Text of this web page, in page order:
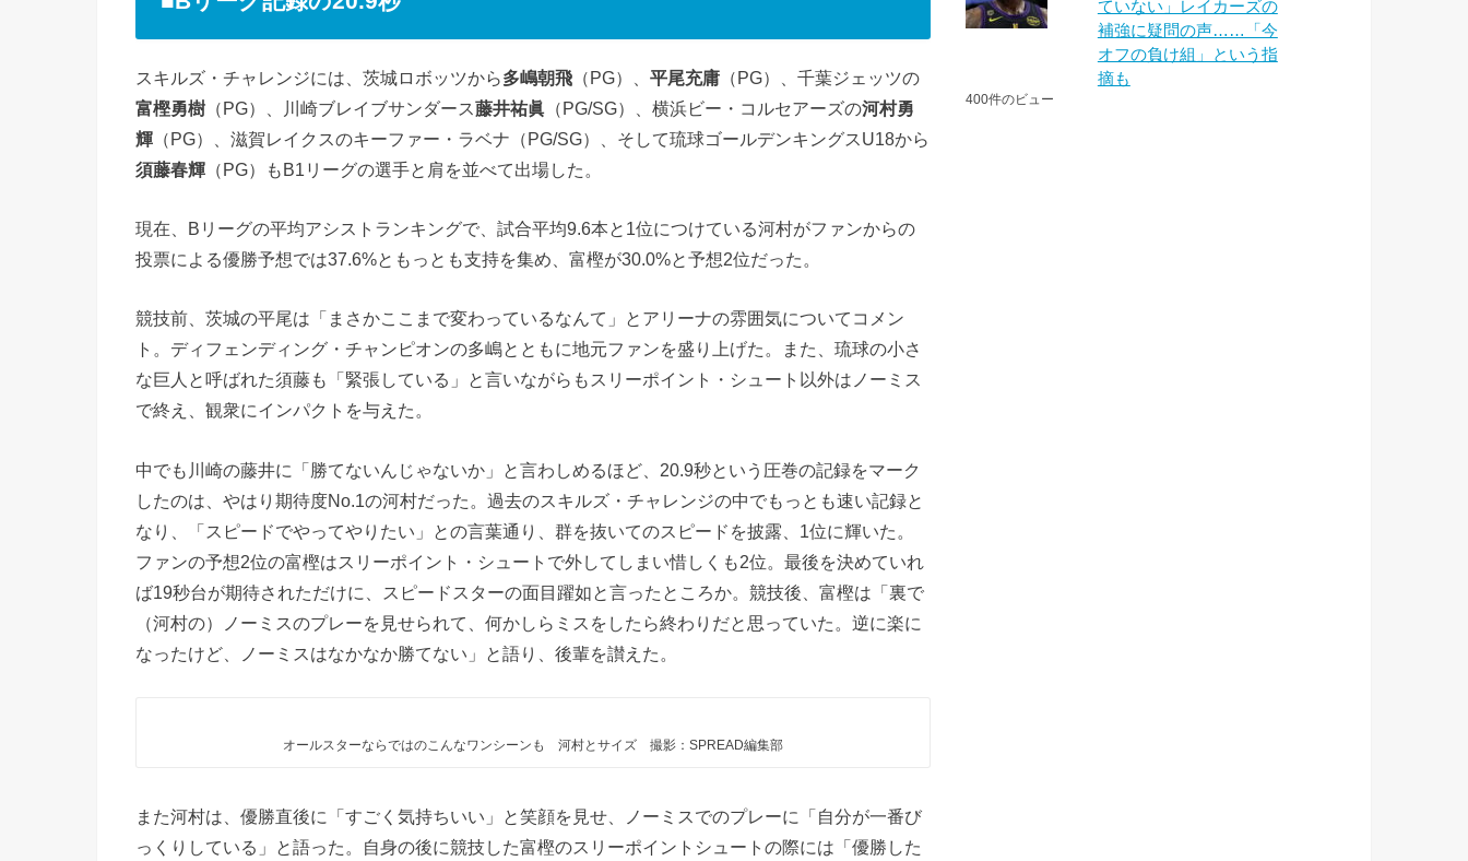
スキルズ・チャレンジには、茨城ロボッツから多嶋朝飛 （PG）、 平尾充庸 （PG）、千葉ジェッツの
富樫勇樹 （PG）、川崎ブレイブサンダース藤井祐眞 （PG/SG）、横浜ビー・コルセアーズの河村勇
輝 （PG）、滋賀レイクスのキーファー・ラベナ（PG/SG）、そして琉球ゴールデンキングスU18から
須藤春輝 （PG）もB1リーグの選手と肩を並べて出場した。
現在、Bリーグの平均アシストランキングで、試合平均9.6本と1位につけている河村がファンからの
投票による優勝予想では37.6%ともっとも支持を集め、富樫が30.0%と予想2位だった。
競技前、茨城の平尾は「まさかここまで変わっているなんて」とアリーナの雰囲気についてコメン
ト。ディフェンディング・チャンピオンの多嶋とともに地元ファンを盛り上げた。また、琉球の小さ
な巨人と呼ばれた須藤も「緊張している」と言いながらもスリーポイント・シュート以外はノーミス
で終え、観衆にインパクトを与えた。
中でも川崎の藤井に「勝てないんじゃないか」と言わしめるほど、20.9秒という圧巻の記録をマーク
したのは、やはり期待度No.1の河村だった。過去のスキルズ・チャレンジの中でもっとも速い記録と
なり、「スピードでやってやりたい」との言葉通り、群を抜いてのスピードを披露、1位に輝いた。
ファンの予想2位の富樫はスリーポイント・シュートで外してしまい惜しくも2位。最後を決めていれ
ば19秒台が期待されただけに、スピードスターの面目躍如と言ったところか。競技後、富樫は「裏で
（河村の）ノーミスのプレーを見せられて、何かしらミスをしたら終わりだと思っていた。逆に楽に
なったけど、ノーミスはなかなか勝てない」と語り、後輩を讃えた。
オールスターならではのこんなワンシーンも 河村とサイズ 撮影：SPREAD編集部
また河村は、優勝直後に「すごく気持ちいい」と笑顔を見せ、ノーミスでのプレーに「自分が一番び
っくりしている」と語った。自身の後に競技した富樫のスリーポイントシュートの際には「優勝した
ていない」レイカーズの
補強に疑問の声……「今
オフの負け組」という指
摘も
400件のビュー